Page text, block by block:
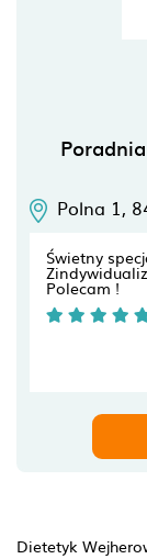
Polna 1,
Świetny
Polecam !
Dietetyk